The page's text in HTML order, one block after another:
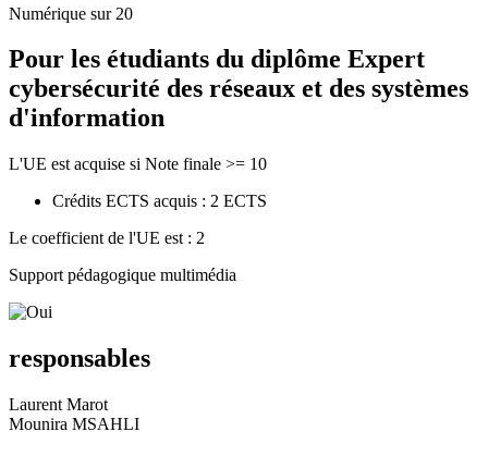
Numérique sur 20
Pour les étudiants du diplôme Expert
cybersécurité des réseaux et des systèmes
d'information
L'UE est acquise si Note finale >= 10
Crédits ECTS acquis : 2 ECTS
Le coefficient de l'UE est : 2
Support pédagogique multimédia
responsables
Laurent Marot
Mounira MSAHLI